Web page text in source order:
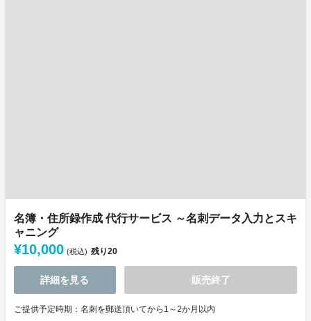
名簿・住所録作成 代行サービス ～名刺データ入力とスキ
ャニング
¥10,000 (税込) 残り20
詳細を見る 販売終了
ご提供予定時期：名刺を郵送頂いてから1～2か月以内